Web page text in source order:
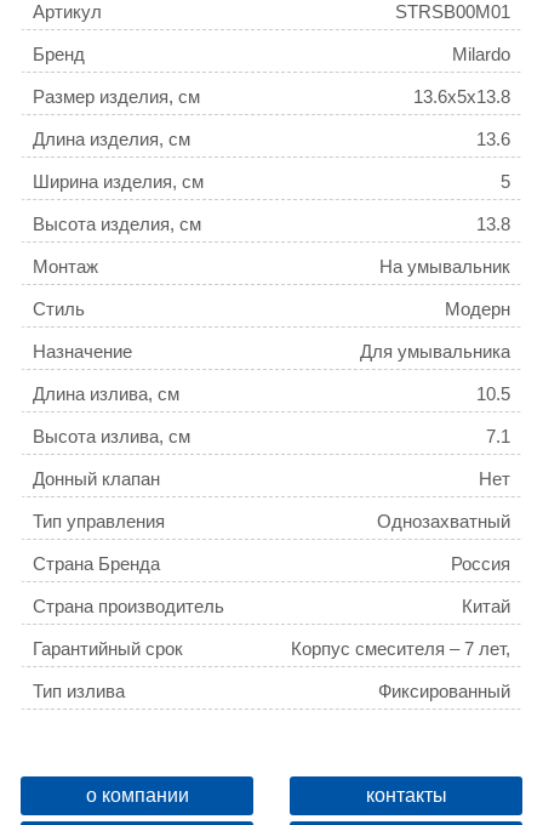
Артикул STRSB00M01
Бренд Milardo
Размер изделия, см 13.6x5x13.8
Длина изделия, см 13.6
Ширина изделия, см 5
Высота изделия, см 13.8
Монтаж На умывальник
Стиль Модерн
Назначение Для умывальника
Длина излива, см 10.5
Высота излива, см 7.1
Донный клапан Нет
Тип управления Однозахватный
Страна Бренда Россия
Страна производитель Китай
Гарантийный срок
Корпус смесителя – 7 лет,
водозапорные механизмы и
комплектующие – 3 года
Тип излива Фиксированный
Дивертор Без дивертора
Основной материал Латунь ЛЦ40C (ГОСТ 17711-
о компании контакты